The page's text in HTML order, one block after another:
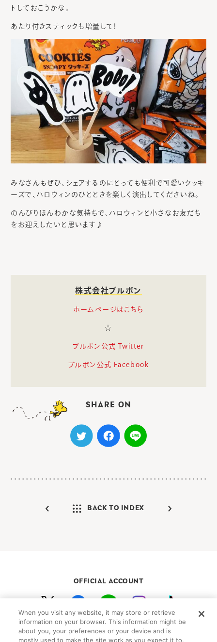
トしておこうかな。
あたり付きスティックも増量して！
みなさんもぜひ、シェアするのにとっても便利で可愛いクッキ
ーズで、ハロウィンのひとときを楽しく演出してくださいね。
のんびりほんわかな気持ちで、ハロウィンと小さなお友だち
をお迎えしたいと思います♪
株式会社ブルボン
ホームページはこちら
☆
ブルボン公式 Twitter
ブルボン公式 Facebook
SHARE ON
BACK TO INDEX
OFFICIAL ACCOUNT
初めての方向けガイド FAQ
プライバシーポリシー サイトマップ
When you visit any website, it may store or retrieve
information on your browser. This information might be
about you, your preferences or your device and is
mostly used to make the site work as you expect it to.